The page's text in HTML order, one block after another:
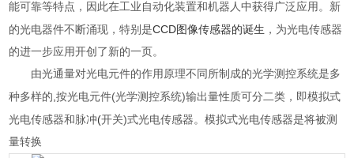
能可靠等特点，因此在工业自动化装置和机器人中获得广泛应用。新
的光电器件不断涌现，特别是CCD图像传感器的诞生 ，为光电传感器
的进一步应用开创了新的一页。
由光通量对光电元件的作用原理不同所制成的光学测控系统是多
种多样的 ,按光电元件(光学测控系统)输出量性质可分二类，即模拟式
光电传感器和 脉冲(开关)式光电传感器。模拟式光电传感器是将被测
量转换